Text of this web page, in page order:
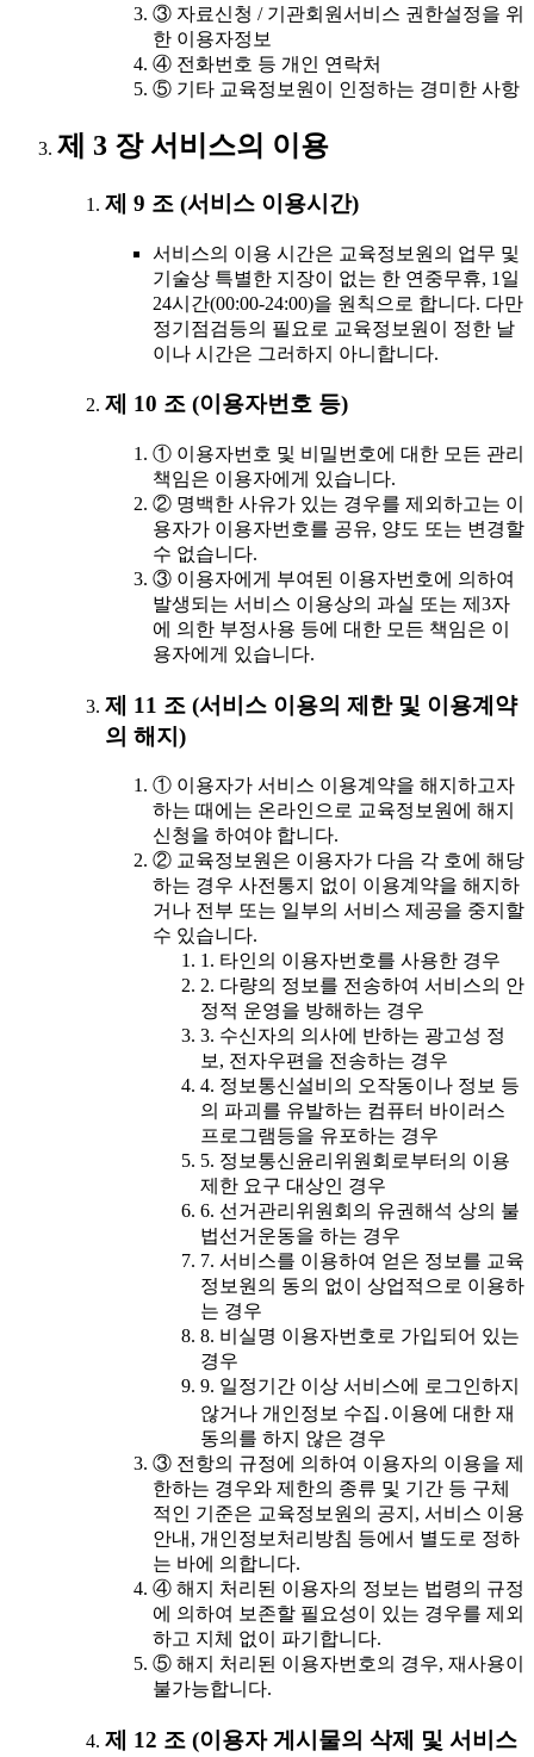
③ 자료신청 / 기관회원서비스 권한설정을 위
한 이용자정보
④ 전화번호 등 개인 연락처
⑤ 기타 교육정보원이 인정하는 경미한 사항
제 3 장 서비스의 이용
제 9 조 (서비스 이용시간)
서비스의 이용 시간은 교육정보원의 업무 및
기술상 특별한 지장이 없는 한 연중무휴, 1일
24시간(00:00-24:00)을 원칙으로 합니다. 다만
정기점검등의 필요로 교육정보원이 정한 날
이나 시간은 그러하지 아니합니다.
제 10 조 (이용자번호 등)
① 이용자번호 및 비밀번호에 대한 모든 관리
책임은 이용자에게 있습니다.
② 명백한 사유가 있는 경우를 제외하고는 이
용자가 이용자번호를 공유, 양도 또는 변경할
수 없습니다.
③ 이용자에게 부여된 이용자번호에 의하여
발생되는 서비스 이용상의 과실 또는 제3자
에 의한 부정사용 등에 대한 모든 책임은 이
용자에게 있습니다.
제 11 조 (서비스 이용의 제한 및 이용계약
의 해지)
① 이용자가 서비스 이용계약을 해지하고자
하는 때에는 온라인으로 교육정보원에 해지
신청을 하여야 합니다.
② 교육정보원은 이용자가 다음 각 호에 해당
하는 경우 사전통지 없이 이용계약을 해지하
거나 전부 또는 일부의 서비스 제공을 중지할
수 있습니다.
1. 타인의 이용자번호를 사용한 경우
2. 다량의 정보를 전송하여 서비스의 안
정적 운영을 방해하는 경우
3. 수신자의 의사에 반하는 광고성 정
보, 전자우편을 전송하는 경우
4. 정보통신설비의 오작동이나 정보 등
의 파괴를 유발하는 컴퓨터 바이러스
프로그램등을 유포하는 경우
5. 정보통신윤리위원회로부터의 이용
제한 요구 대상인 경우
6. 선거관리위원회의 유권해석 상의 불
법선거운동을 하는 경우
7. 서비스를 이용하여 얻은 정보를 교육
정보원의 동의 없이 상업적으로 이용하
는 경우
8. 비실명 이용자번호로 가입되어 있는
경우
9. 일정기간 이상 서비스에 로그인하지
않거나 개인정보 수집․이용에 대한 재
동의를 하지 않은 경우
③ 전항의 규정에 의하여 이용자의 이용을 제
한하는 경우와 제한의 종류 및 기간 등 구체
적인 기준은 교육정보원의 공지, 서비스 이용
안내, 개인정보처리방침 등에서 별도로 정하
는 바에 의합니다.
④ 해지 처리된 이용자의 정보는 법령의 규정
에 의하여 보존할 필요성이 있는 경우를 제외
하고 지체 없이 파기합니다.
⑤ 해지 처리된 이용자번호의 경우, 재사용이
불가능합니다.
제 12 조 (이용자 게시물의 삭제 및 서비스